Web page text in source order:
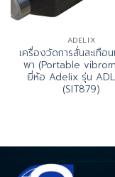
ADELIX
เครื่องวัดการสั่นสะเทือ
พา (Portable
ยี่ห้อ Adelix รุ่น
(SIT879)